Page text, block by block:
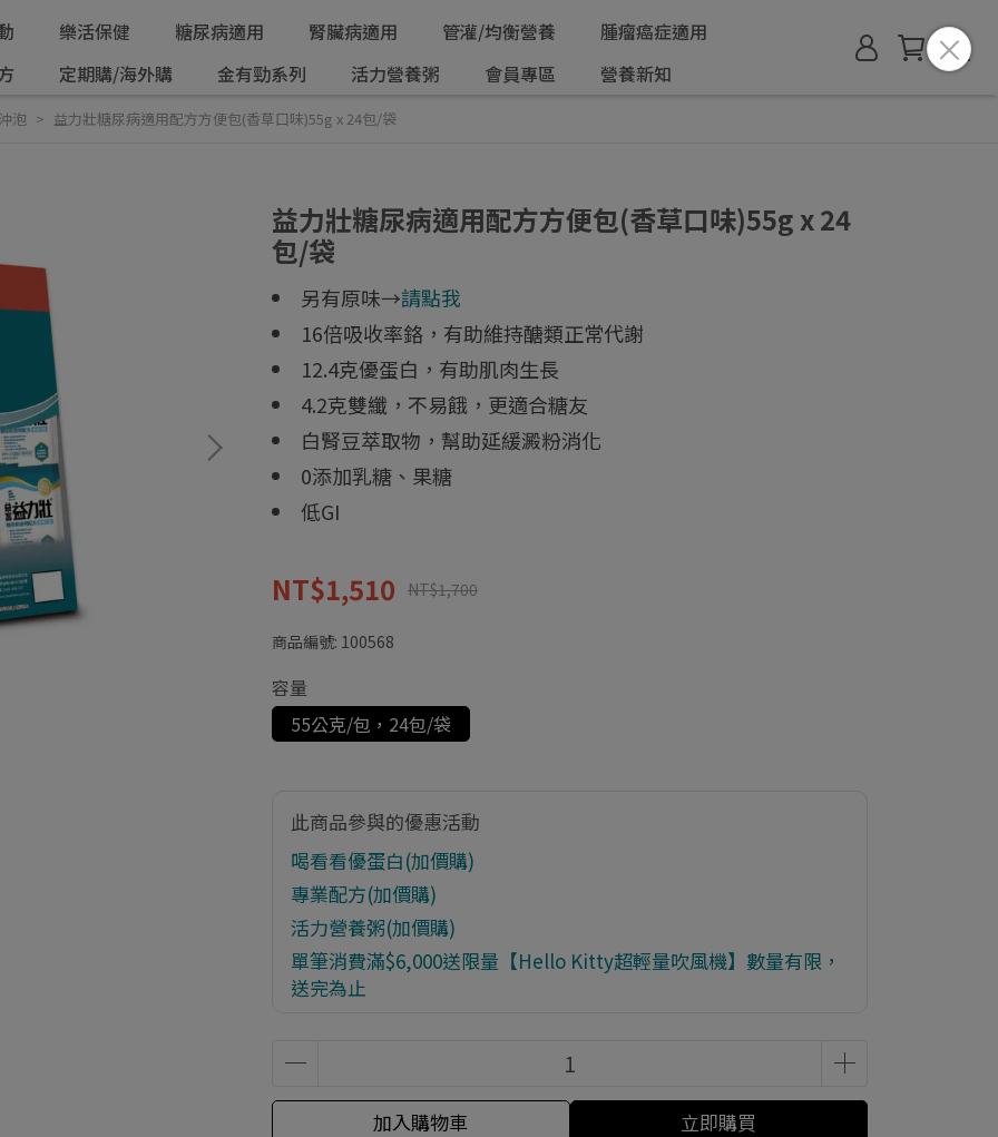
樂活保健 糖尿病適用 腎臟病適用 管灌/均衡營養
腫瘤癌症適用
定期購/海外購 金有勁系列 活力營養粥 會員專區 營養新知
泡 益力壯糖尿病適用配方方便包(香草口味)55g x 24包/袋
益力壯糖尿病適用配方方便包(香草口味)55g x 24
包/袋
另有原味→請點我
16倍吸收率鉻，有助維持醣類正常代謝
12.4克優蛋白，有助肌肉生長
4.2克雙纖，不易餓，更適合糖友
白腎豆萃取物，幫助延緩澱粉消化
0添加乳糖、果糖
低GI
NT$1,510 NT$1,700
商品編號: 100568
容量
55公克/包，24包/袋
此商品參與的優惠活動
喝看看優蛋白(加價購)
專業配方(加價購)
活力營養粥(加價購)
單筆消費滿$6,000送限量【Hello Kitty超輕量吹風機】數量有限，
送完為止
加入購物車 立即購買